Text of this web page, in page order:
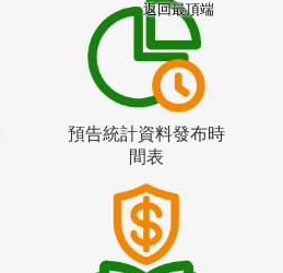
預告統計資料發布時
間表
返回最頂端